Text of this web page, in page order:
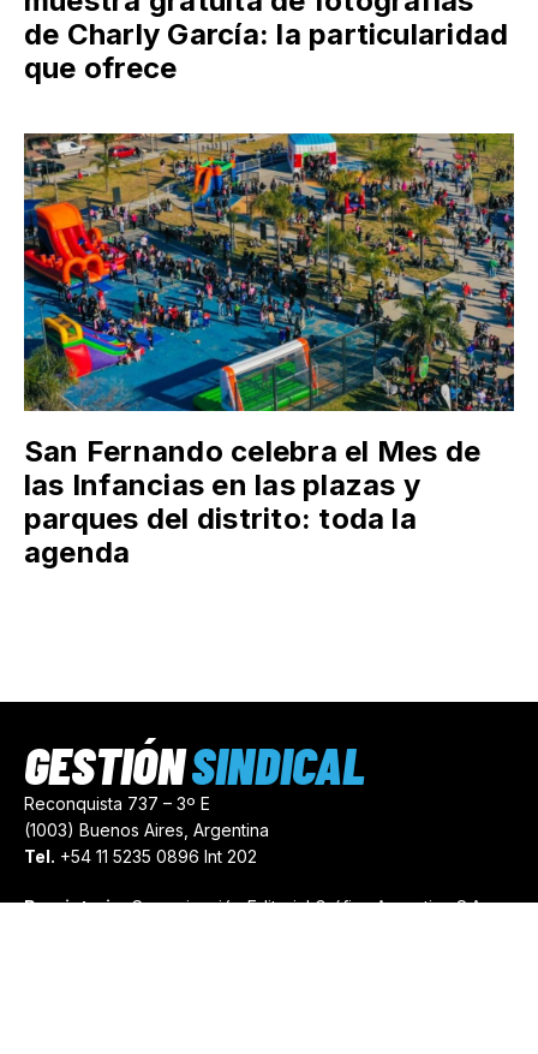
de Charly García: la particularidad
que ofrece
San Fernando celebra el Mes de
las Infancias en las plazas y
parques del distrito: toda la
agenda
Reconquista 737 – 3º E
(1003) Buenos Aires, Argentina
Tel. +54 11 5235 0896 Int 202
Propietario:Comunicación Editorial Gráfica Argentina S.A.
GESTIÓNSINDICAL